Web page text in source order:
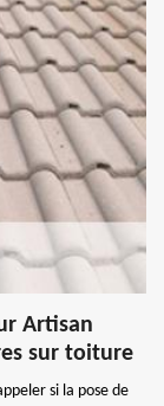
Artisan
sur toiture
si la pose de